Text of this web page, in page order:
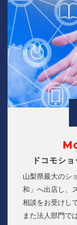
ドコモシ
山梨県最大のシ
和」へ出店し、
相談をお受けし
また法人部門で